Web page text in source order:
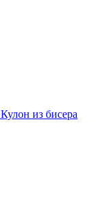
Кулон из бисера